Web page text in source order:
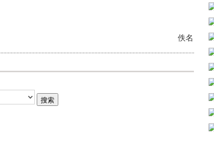
佚名